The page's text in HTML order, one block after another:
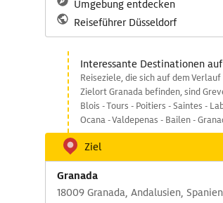
Umgebung entdecken
Reiseführer Düsseldorf
Interessante Destinationen
Reiseziele, die sich auf dem
Zielort Granada befinden, sind
Blois - Tours - Poitiers - Saintes -
Ocana - Valdepenas - Bailen -
Ziel
Granada
18009 Granada, Andalusien, Spanien